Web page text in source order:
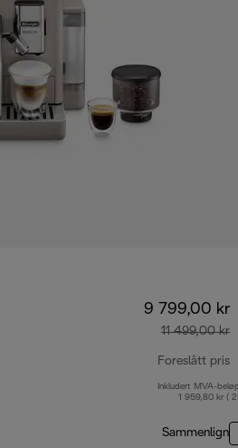
9 799,00 kr
11 499,00 kr
Foreslått pris
Inkludert MVA-
1 959,80 kr (
Sammenlign